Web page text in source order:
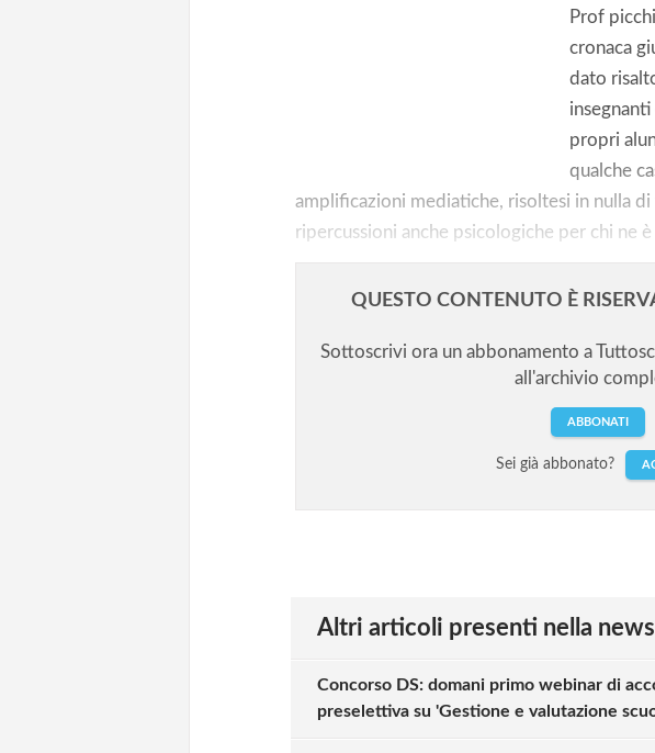
Prof
cronaca
dato
propri
qualche
amplificazioni mediatiche, risoltesi in nulla
ripercussioni anche psicologiche per chi ne
QUESTO CONTENUTO È
Sottoscrivi ora un abbonamento a
all'archivio
ABBONATI
Sei già abbonato?
Altri articoli presenti nella
Concorso DS: domani primo webinar di
preselettiva su 'Gestione e valutazione